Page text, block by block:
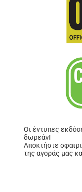
Οι έντυπες
δωρεάν!
Αποκτήστε
της αγοράς μας